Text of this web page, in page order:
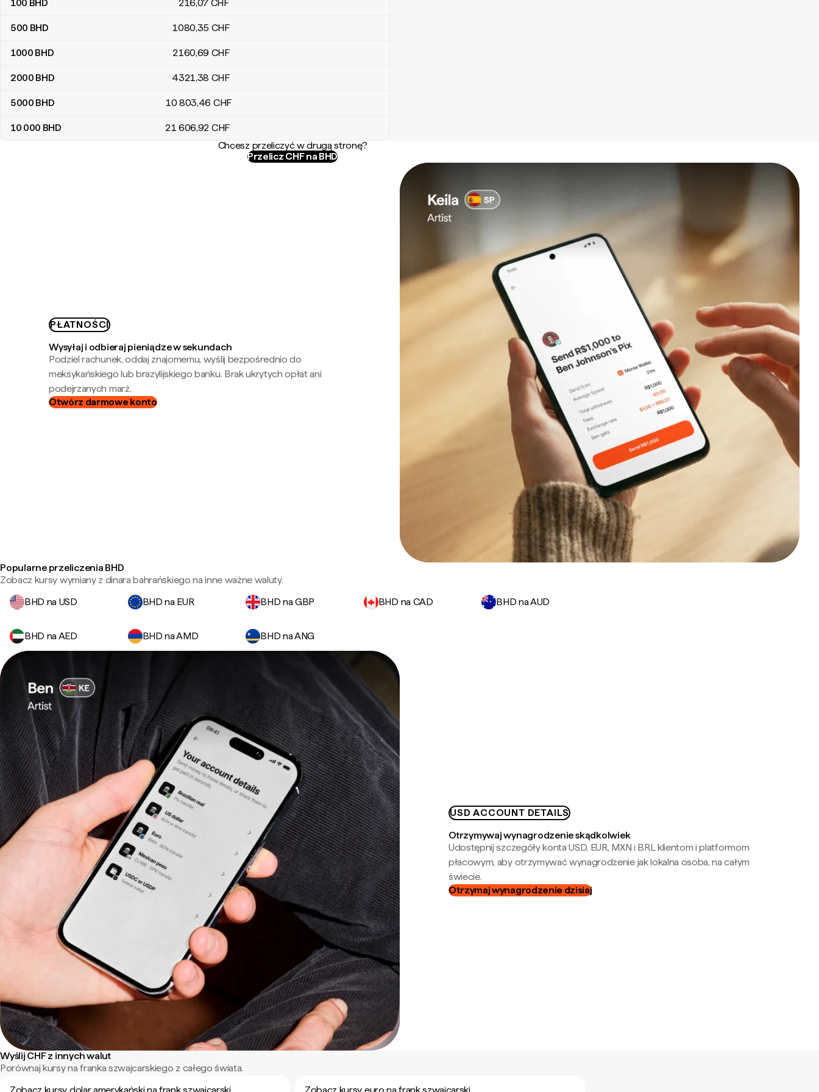
100 BHD 216,07 CHF
500 BHD 1080,35 CHF
1000 BHD 2160,69 CHF
2000 BHD 4321,38 CHF
5000 BHD 10 803,46 CHF
10 000 BHD 21 606,92 CHF
Chcesz przeliczyć w drugą stronę?
Przelicz CHF na BHD
PŁATNOŚCI
Wysyłaj i odbieraj pieniądze w sekundach
Podziel rachunek, oddaj znajomemu, wyślij bezpośrednio do
meksykańskiego lub brazylijskiego banku. Brak ukrytych opłat ani
podejrzanych marż.
Otwórz darmowe konto
Popularne przeliczenia BHD
Zobacz kursy wymiany z dinara bahrańskiego na inne ważne waluty.
BHD na USD
BHD na EUR BHD na GBP BHD na CAD BHD na AUD
BHD na AED BHD na AMD BHD na ANG
USD ACCOUNT DETAILS
Otrzymywaj wynagrodzenie skądkolwiek
Udostępnij szczegóły konta USD, EUR, MXN i BRL klientom i platformom
płacowym, aby otrzymywać wynagrodzenie jak lokalna osoba, na całym
świecie.
Otrzymaj wynagrodzenie dzisiaj
Wyślij CHF z innych walut
Porównaj kursy na franka szwajcarskiego z całego świata.